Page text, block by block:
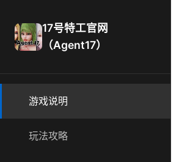
17号特工官网
（Agent17）
游戏说明
玩法攻略